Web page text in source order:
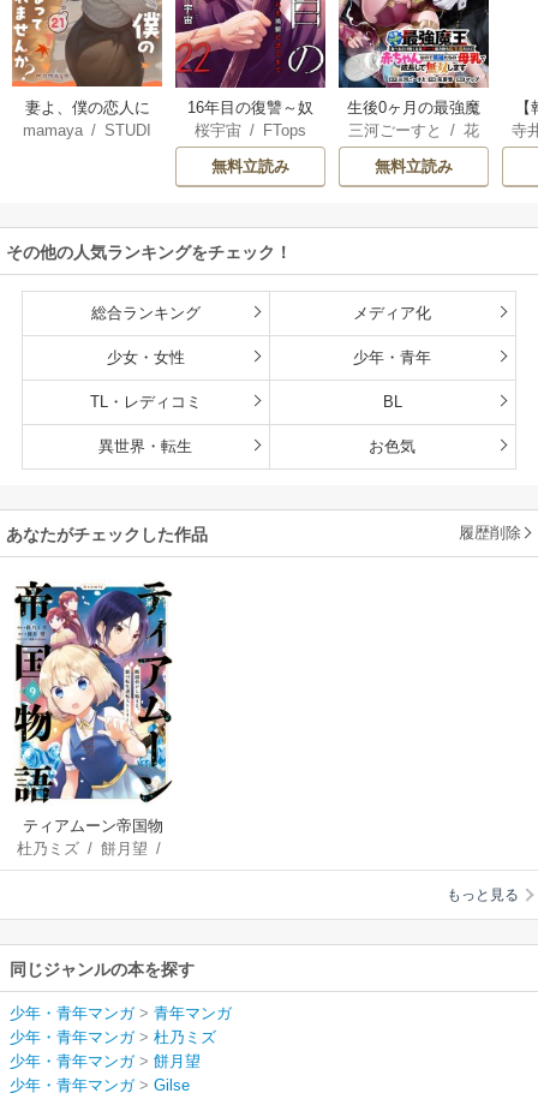
妻よ、僕の恋人に
なってくれません
mamaya /STUDI
16年目の復讐～奴
らを地獄に送るま
で
桜宇宙 / FTops
無料立読み
生後0ヶ月の最強魔
王 食べるだけ強
くなるチート能力
持ち転生者だけど
雄たちの母乳で成
三河ごーすと /花
房雪 / マップ
無料立読み
解
寺
その他の人気ランキングをチェック！
総合ランキング メディア化
少女・女性 少年・青年
TL・レディコミ BL
異世界・転生 お色気
あなたがチェックした作品 履歴削除
ティアムーン帝国物
語～断頭台から始ま
る、姫の転生逆転ス
杜乃ミズ /餅月望 /
Gilse
もっと見る
同じジャンルの本を探す
少年・青年マンガ> 青年マンガ
少年・青年マンガ> 杜乃ミズ
少年・青年マンガ> 餅月望
少年・青年マンガ> Gilse